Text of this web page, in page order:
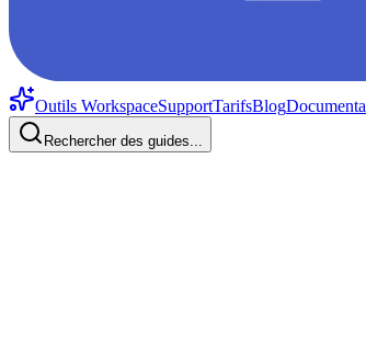
Outils WorkspaceSupportTarifsBlog
Rechercher des guides...